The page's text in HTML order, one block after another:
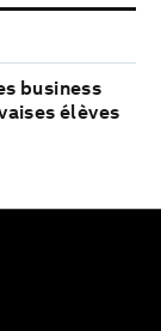
business
élèves